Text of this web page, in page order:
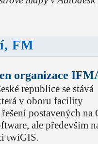
FM
organizace
republice se stává
v oboru facility
postavených
ale především
twiGIS.